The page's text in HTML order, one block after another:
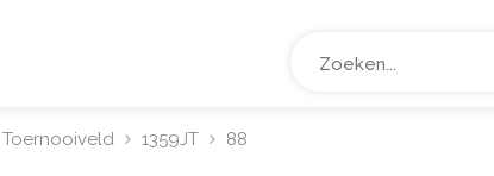
Toernooiveld 1359JT 88